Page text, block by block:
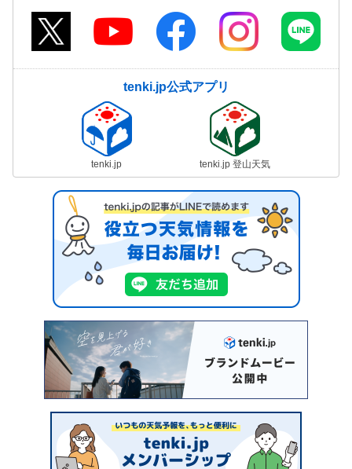
tenki.jp公式アプリ
tenki.jp tenki.jp 登山天気